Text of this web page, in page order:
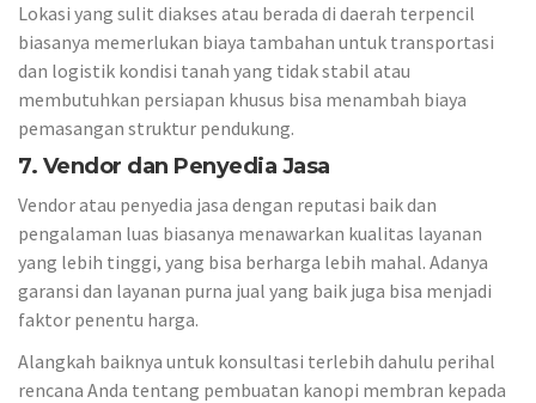
Lokasi yang sulit diakses atau berada di daerah terpencil
biasanya memerlukan biaya tambahan untuk transportasi
dan logistik kondisi tanah yang tidak stabil atau
membutuhkan persiapan khusus bisa menambah biaya
pemasangan struktur pendukung.
7. Vendor dan Penyedia Jasa
Vendor atau penyedia jasa dengan reputasi baik dan
pengalaman luas biasanya menawarkan kualitas layanan
yang lebih tinggi, yang bisa berharga lebih mahal. Adanya
garansi dan layanan purna jual yang baik juga bisa menjadi
faktor penentu harga.
Alangkah baiknya untuk konsultasi terlebih dahulu perihal
rencana Anda tentang pembuatan kanopi membran kepada